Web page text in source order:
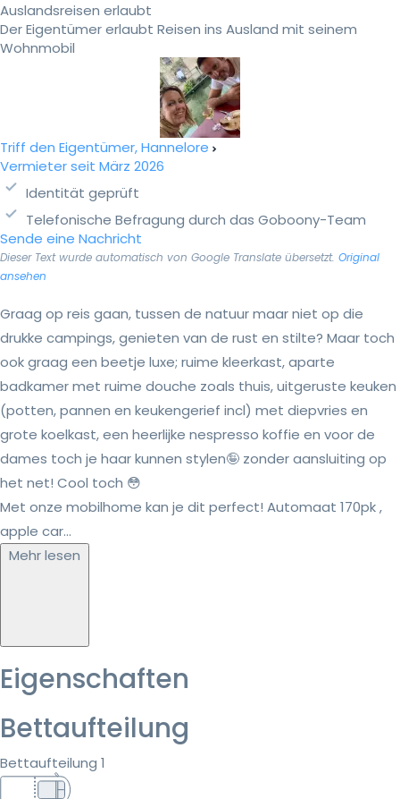
Auslandsreisen erlaubt
Der Eigentümer erlaubt Reisen ins Ausland mit seinem
Wohnmobil
Triff den Eigentümer, Hannelore
Vermieter seit März 2026
Identität geprüft
Telefonische Befragung durch das Goboony-Team
Sende eine Nachricht
Dieser Text wurde automatisch von Google Translate übersetzt. Original
ansehen
Graag op reis gaan, tussen de natuur maar niet op die
drukke campings, genieten van de rust en stilte? Maar toch
ook graag een beetje luxe; ruime kleerkast, aparte
badkamer met ruime douche zoals thuis, uitgeruste keuken
(potten, pannen en keukengerief incl) met diepvries en
grote koelkast, een heerlijke nespresso koffie en voor de
dames toch je haar kunnen stylen🤪 zonder aansluiting op
het net! Cool toch 😳
Met onze mobilhome kan je dit perfect! Automaat 170pk ,
apple car...
Mehr lesen
Eigenschaften
Bettaufteilung
Bettaufteilung 1